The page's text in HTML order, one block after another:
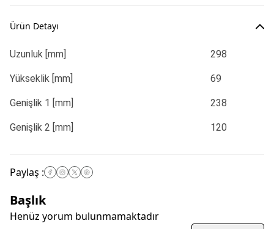
Ürün Detayı
Uzunluk [mm] 298
Yükseklik [mm] 69
Genişlik 1 [mm] 238
Genişlik 2 [mm] 120
Paylaş :
Başlık
Henüz yorum bulunmamaktadır